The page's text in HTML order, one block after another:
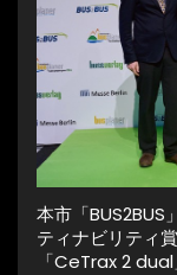
本市「BUS2BUS
ティナビリティ
「CeTrax 2